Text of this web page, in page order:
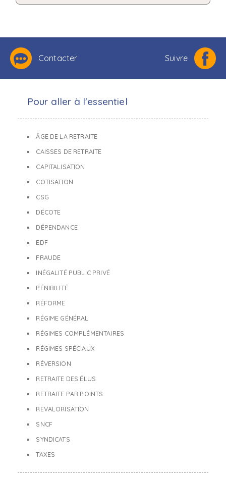
Contacter Suivre
Pour aller à l'essentiel
ÂGE DE LA RETRAITE
CAISSES DE RETRAITE
CAPITALISATION
COTISATION
CSG
DÉCOTE
DÉPENDANCE
EDF
FRAUDE
INÉGALITÉ PUBLIC PRIVÉ
PÉNIBILITÉ
RÉFORME
RÉGIME GÉNÉRAL
RÉGIMES COMPLÉMENTAIRES
RÉGIMES SPÉCIAUX
RÉVERSION
RETRAITE DES ÉLUS
RETRAITE PAR POINTS
REVALORISATION
SNCF
SYNDICATS
TAXES